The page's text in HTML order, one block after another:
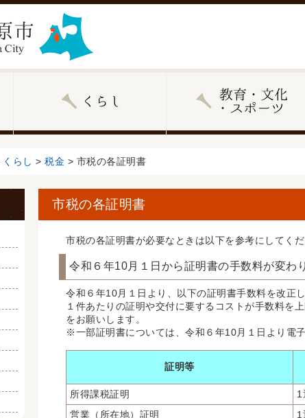
くらし > 税金 > 市税の各証明書
市税の各証明書
市税の各証明書が必要なときは以下を参考にしてくだ
令和６年10月１日から証明書の手数料が変わ
令和６年10月１日より、以下の証明書手数料を改正し
１件あたりの証明や交付に要するコストが手数料を
をお願いします。
※一部証明書については、令和６年10月１日より電
証明等
所得課税証明
営業（所在地）証明